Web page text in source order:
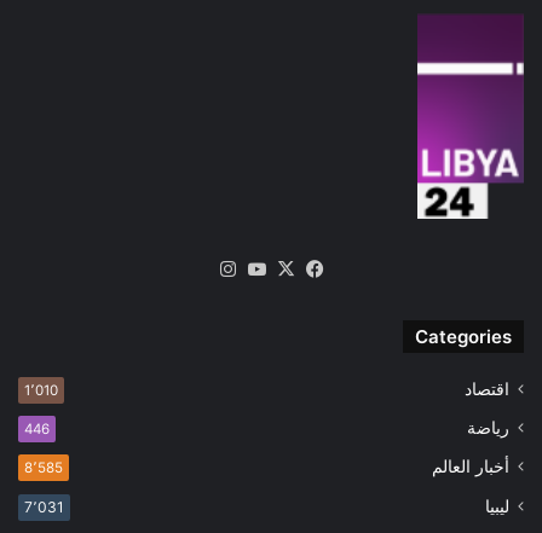
فيسبوك
‫X
‫YouTube
Categories
اقتصاد 1٬010
رياضة 446
أخبار العالم 8٬585
ليبيا 7٬031